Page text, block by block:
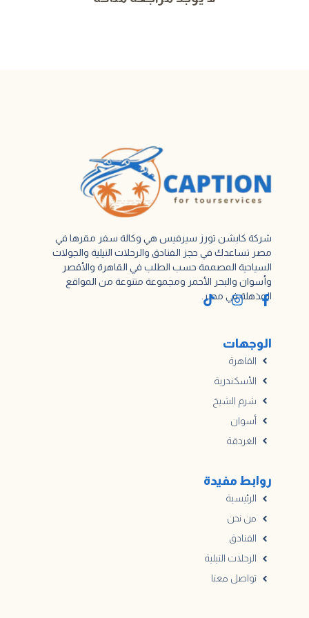
شركة كابشن تورز سيرفيس هي وكالة سفر مقرها في
مصر تساعدك في حجز الفنادق والرحلات النيلية والجولات
السياحية المصممة حسب الطلب في القاهرة والأقصر
وأسوان والبحر الأحمر ومجموعة متنوعة من المواقع
المذهلة في مصر.
روابط مفيدة
الرئيسية
من نحن
الفنادق
الرحلات النيلية
تواصل معنا
الوجهات
القاهرة
الأسكندرية
شرم الشيخ
أسوان
الغردقة